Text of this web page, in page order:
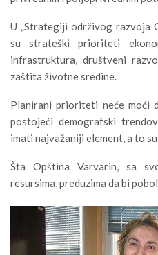
U „Strategiji održivog razvoja
su strateški prioriteti
infrastruktura, društveni
zaštita životne sredine.
Planirani prioriteti neće moći
postojeći demografski
imati najvažaniji element, a to
Šta Opština Varvarin, sa
resursima, preduzima da bi